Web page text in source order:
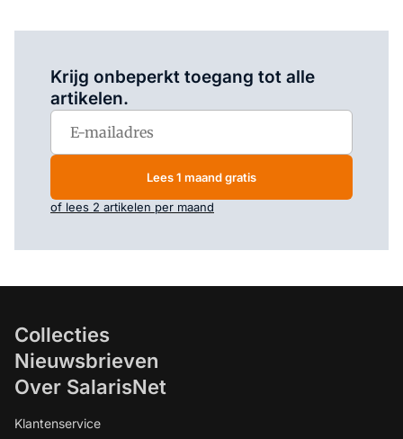
Krijg onbeperkt toegang tot alle
artikelen.
Lees 1 maand gratis
of lees 2 artikelen per maand
Collecties
Nieuwsbrieven
Over SalarisNet
Klantenservice